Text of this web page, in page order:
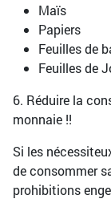
Maïs
Papiers
Feuilles de
Feuilles de
6. Réduire la
monnaie !!
Si les
de consommer
prohibitions